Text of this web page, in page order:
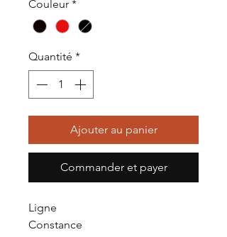
Couleur *
Quantité *
Ajouter au panier
Commander et payer
Ligne
Constance